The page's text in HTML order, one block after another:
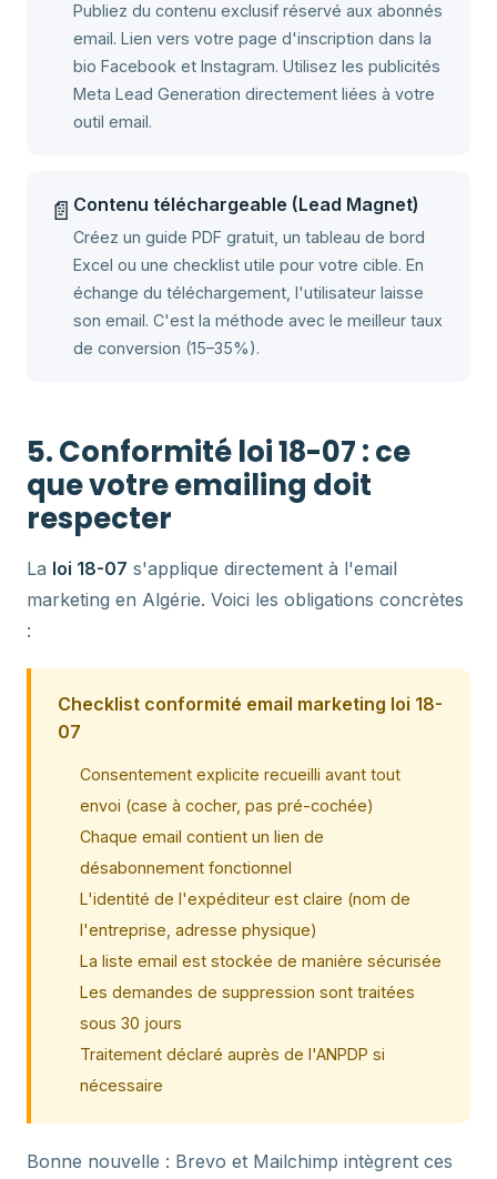
Publiez du contenu exclusif réservé aux abonnés
email. Lien vers votre page d'inscription dans la
bio Facebook et Instagram. Utilisez les publicités
Meta Lead Generation directement liées à votre
outil email.
📄 Contenu téléchargeable (Lead Magnet)
Créez un guide PDF gratuit, un tableau de bord
Excel ou une checklist utile pour votre cible. En
échange du téléchargement, l'utilisateur laisse
son email. C'est la méthode avec le meilleur taux
de conversion (15–35%).
5. Conformité loi 18-07 : ce
que votre emailing doit
respecter
La loi 18-07 s'applique directement à l'email
marketing en Algérie. Voici les obligations concrètes
:
Checklist conformité email marketing loi 18-
07
Consentement explicite recueilli avant tout
envoi (case à cocher, pas pré-cochée)
Chaque email contient un lien de
désabonnement fonctionnel
L'identité de l'expéditeur est claire (nom de
l'entreprise, adresse physique)
La liste email est stockée de manière sécurisée
Les demandes de suppression sont traitées
sous 30 jours
Traitement déclaré auprès de l'ANPDP si
nécessaire
Bonne nouvelle : Brevo et Mailchimp intègrent ces